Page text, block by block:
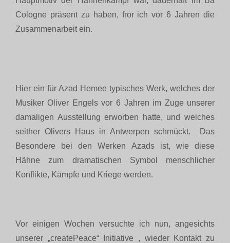
Cologne präsent zu haben, fror ich vor 6 Jahren die
Zusammenarbeit ein.
Hier ein für Azad Hemee typisches Werk, welches der
Musiker Oliver Engels vor 6 Jahren im Zuge unserer
damaligen Ausstellung erworben hatte, und welches
seither Olivers Haus in Antwerpen schmückt. Das
Besondere bei den Werken Azads ist, wie diese
Hähne zum dramatischen Symbol menschlicher
Konflikte, Kämpfe und Kriege werden.
Vor einigen Wochen versuchte ich nun, angesichts
unserer „createPeace“ Initiative , wieder Kontakt zu